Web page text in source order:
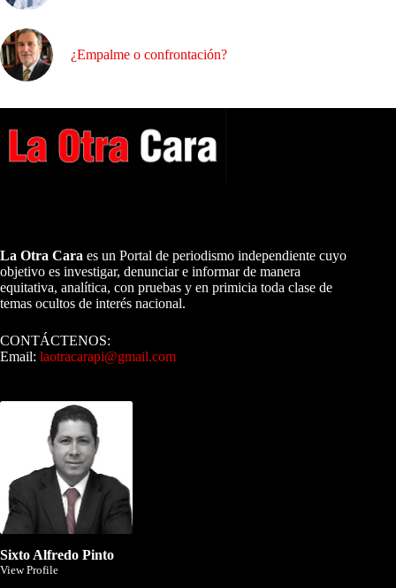
¿Empalme o confrontación?
La Otra Cara es un Portal de periodismo independiente cuyo
objetivo es investigar, denunciar e informar de manera
equitativa, analítica, con pruebas y en primicia toda clase de
temas ocultos de interés nacional.
CONTÁCTENOS:
Email: laotracarapi@gmail.com
Sixto Alfredo Pinto
View Profile